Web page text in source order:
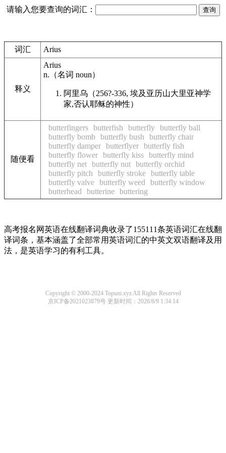
请输入您要查询的词汇：
词汇 Arius
释义
Arius
n. （名词 noun）
阿里乌（256?-336, 埃及亚历山大里亚神学
家,否认耶稣的神性）
随便看
butterfingers butterfish butterfly butterfly ball
butterfly bomb butterfly bush
butterfly chair
butterfly damper butterflyer butterfly fish
butterfly flower butterfly kiss butterfly mind
butterfly net butterfly nut butterfly orchid
butterfly pitch
butterfly stroke butterfly table
butterfly valve butterfly weed
butterfly window
butterhead
butterine buttering
高考报名网英语在线翻译词典收录了155111条英语词汇在线翻
译词条，基本涵盖了全部常用英语词汇的中英文双语翻译及用
法，是英语学习的有利工具。
Copyright © 2000-2024 Topuni.xyz All Rights Reserved
京ICP备2021023879号更新时间：2026/8/9 1:34:14